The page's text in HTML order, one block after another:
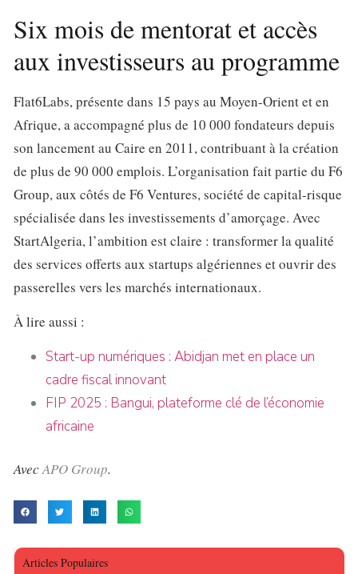
Six mois de mentorat et accès
aux investisseurs au programme
Flat6Labs, présente dans 15 pays au Moyen-Orient et en
Afrique, a accompagné plus de 10 000 fondateurs depuis
son lancement au Caire en 2011, contribuant à la création
de plus de 90 000 emplois. L’organisation fait partie du F6
Group, aux côtés de F6 Ventures, société de capital-risque
spécialisée dans les investissements d’amorçage. Avec
StartAlgeria, l’ambition est claire : transformer la qualité
des services offerts aux startups algériennes et ouvrir des
passerelles vers les marchés internationaux.
À lire aussi :
Start-up numériques : Abidjan met en place un
cadre fiscal innovant
FIP 2025 : Bangui, plateforme clé de l’économie
africaine
AvecAPO Group.
Articles Populaires